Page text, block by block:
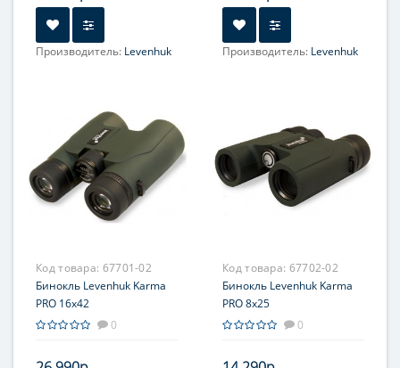
Производитель: Levenhuk
Центральная
Производитель: Levenhuk
Код товара: 67701-02
Бинокль Levenhuk Karma
PRO 16x42
0
Код товара: 67702-02
Бинокль Levenhuk Karma
PRO 8x25
0